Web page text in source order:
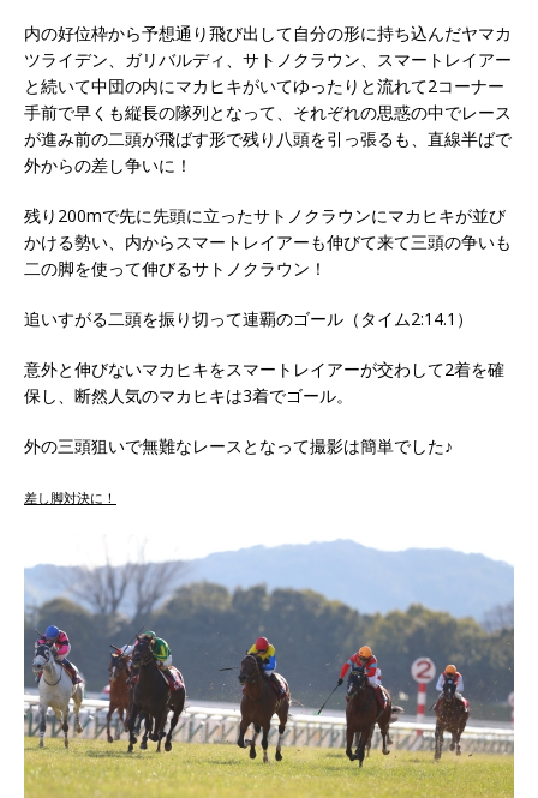
内の好位枠から予想通り飛び出して自分の形に持ち込んだヤマカ
ツライデン、ガリバルディ、サトノクラウン、スマートレイアー
と続いて中団の内にマカヒキがいてゆったりと流れて2コーナー
手前で早くも縦長の隊列となって、それぞれの思惑の中でレース
が進み前の二頭が飛ばす形で残り八頭を引っ張るも、直線半ばで
外からの差し争いに！
残り200mで先に先頭に立ったサトノクラウンにマカヒキが並び
かける勢い、内からスマートレイアーも伸びて来て三頭の争いも
二の脚を使って伸びるサトノクラウン！
追いすがる二頭を振り切って連覇のゴール（タイム2:14.1）
意外と伸びないマカヒキをスマートレイアーが交わして2着を確
保し、断然人気のマカヒキは3着でゴール。
外の三頭狙いで無難なレースとなって撮影は簡単でした♪
差し脚対決に！